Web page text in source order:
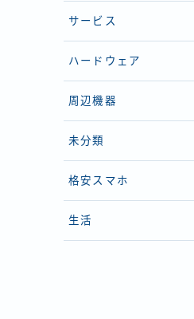
サービス
ハードウェア
周辺機器
未分類
格安スマホ
生活